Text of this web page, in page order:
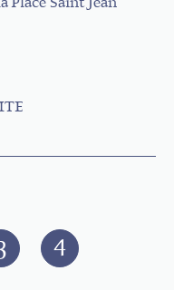
Place Saint Jean
4